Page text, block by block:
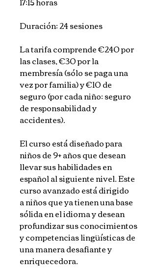
Duración: 24 sesiones
La tarifa comprende €240 por
las clases, €30 por la
membresía (sólo se paga una
vez por familia) y €10 de
seguro (por cada niño: seguro
de responsabilidad y
accidentes).
El curso está diseñado para
niños de 9+ años que desean
llevar sus habilidades en
español al siguiente nivel. Este
curso avanzado está dirigido
a niños que ya tienen una base
sólida en el idioma y desean
profundizar sus conocimientos
y competencias lingüísticas de
una manera desafiante y
enriquecedora.